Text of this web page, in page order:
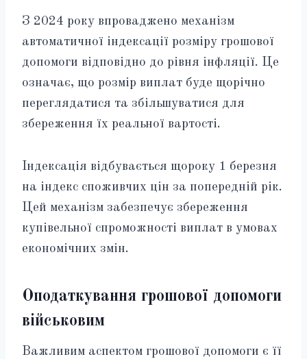
З 2024 року впроваджено механізм
автоматичної індексації розміру грошової
допомоги відповідно до рівня інфляції. Це
означає, що розмір виплат буде щорічно
переглядатися та збільшуватися для
збереження їх реальної вартості.
Індексація відбувається щороку 1 березня
на індекс споживчих цін за попередній рік.
Цей механізм забезпечує збереження
купівельної спроможності виплат в умовах
економічних змін.
Оподаткування грошової допомоги
військовим
Важливим аспектом грошової допомоги є її